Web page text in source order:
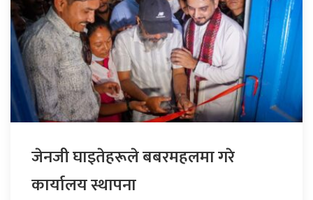
जेनजी घाइतेहरूले बबरमहलमा गरे
कार्यालय स्थापना